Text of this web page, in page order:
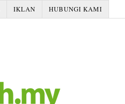
IKLAN HUBUNGI KAMI